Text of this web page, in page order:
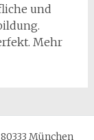
und
Mehr
München